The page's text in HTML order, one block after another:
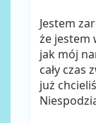
Jestem
że jestem
jak mój
cały czas
już